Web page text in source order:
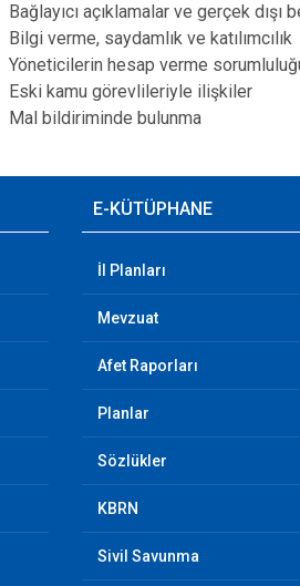
Bağlayıcı açıklamalar ve gerçek dışı
Bilgi verme, saydamlık ve katılımcılık
Yöneticilerin hesap verme
Eski kamu görevlileriyle ilişkiler
Mal bildiriminde bulunma
E-KÜTÜPHANE
İl Planları
Mevzuat
Afet Raporları
Planlar
Sözlükler
KBRN
Sivil Savunma